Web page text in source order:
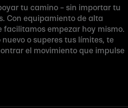
tu camino – sin importar tu
Con equipamiento de alta
facilitamos empezar hoy mismo.
o superes tus límites, te
el movimiento que impulse